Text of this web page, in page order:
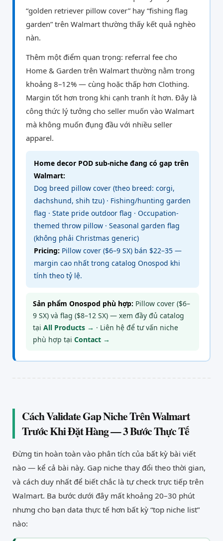
“golden retriever pillow cover” hay “fishing flag
garden” trên Walmart thường thấy kết quả nghèo
nàn.
Thêm một điểm quan trọng: referral fee cho
Home & Garden trên Walmart thường nằm trong
khoảng 8–12% — cùng hoặc thấp hơn Clothing.
Margin tốt hơn trong khi cạnh tranh ít hơn. Đây là
công thức lý tưởng cho seller muốn vào Walmart
mà không muốn đụng đầu với nhiều seller
apparel.
Home decor POD sub-niche đang có gap trên
Walmart:
Dog breed pillow cover (theo breed: corgi,
dachshund, shih tzu) · Fishing/hunting garden
flag · State pride outdoor flag · Occupation-
themed throw pillow · Seasonal garden flag
(không phải Christmas generic)
Pricing: Pillow cover ($6–9 SX) bán $22–35 —
margin cao nhất trong catalog Onospod khi
tính theo tỷ lệ.
Sản phẩm Onospod phù hợp: Pillow cover ($6–
9 SX) và flag ($8–12 SX) — xem đầy đủ catalog
tại All Products → · Liên hệ để tư vấn niche
phù hợp tại Contact →
Cách Validate Gap Niche Trên Walmart
Trước Khi Đặt Hàng — 3 Bước Thực Tế
Đừng tin hoàn toàn vào phân tích của bất kỳ bài viết
nào — kể cả bài này. Gap niche thay đổi theo thời gian,
và cách duy nhất để biết chắc là tự check trực tiếp trên
Walmart. Ba bước dưới đây mất khoảng 20–30 phút
nhưng cho bạn data thực tế hơn bất kỳ “top niche list”
nào: